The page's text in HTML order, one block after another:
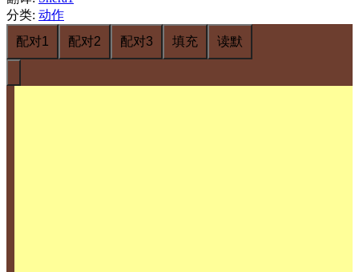
分类: 动作
配对1
配对2 配对3 填充 读默